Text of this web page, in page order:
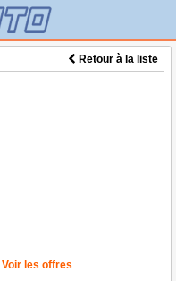
Retour à la liste
Voir les offres